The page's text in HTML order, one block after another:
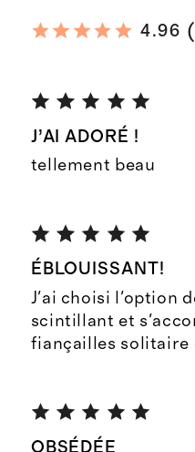
4.96 (
J’AI ADORÉ !
tellement beau
ÉBLOUISSANT!
J'ai choisi l'option
scintillant et
fiançailles solitaire
OBSÉDÉE